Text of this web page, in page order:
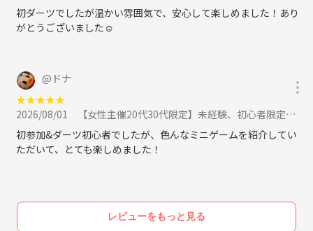
初ダーツでしたが温かい雰囲気で、安心して楽しめました！あり
がとうございました☺︎
@ ドナ
★★★★★
2026/08/01
【女性主催20代30代限定】未経験、初心者限定でダーツしよう🍰🍰🍰に参加
初参加&ダーツ初心者でしたが、色んなミニゲームを紹介してい
ただいて、とても楽しめました！
レビューをもっと見る